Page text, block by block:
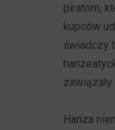
piratom,
kupców
świadczy
Hanza